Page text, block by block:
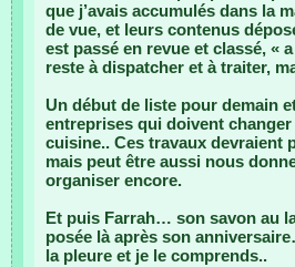
que j’avais accumulés dans la
de vue, et leurs contenus
est passé en revue et classé, «
reste à dispatcher et à traiter,
Un début de liste pour demain
entreprises qui doivent
cuisine.. Ces travaux devraient
mais peut être aussi nous
organiser encore.
Et puis Farrah… son savon au
posée là après son
la pleure et je le comprends..